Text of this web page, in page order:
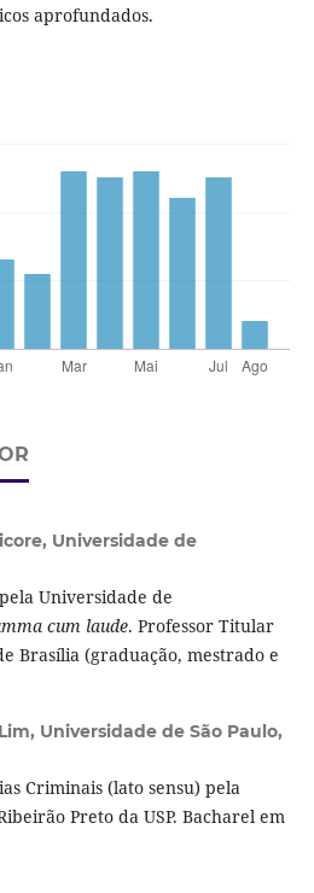
aprofundados.
Universidade de
Universidade de
cum laude. Professor Titular
Brasília (graduação, mestrado e
Universidade de São Paulo,
Criminais (lato sensu) pela
Preto da USP. Bacharel em